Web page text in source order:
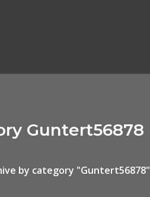
Guntert56878
by category "Guntert56878"